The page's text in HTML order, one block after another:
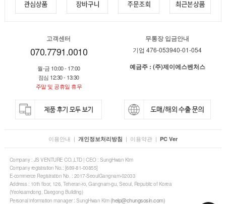
고객센터
070.7791.0010
월-금 10:00 - 17:00
점심 12:30 - 13:30
주말 및 공휴일 휴무
무통장 입금안내
기업 476-053940-01-054
예금주 : (주)제이에스벤처스
이용안내 | 개인정보처리방침 | 이용약관 | PC Ver
Company : JS VENTURE CO.,LTD | CEO : SungHwan Kim
Company registration No.: [689-81-00855]
E-commerce Registration No. : 2017-SeoulGangnam-02033
Address : 10th floor, 126, Teheran-ro, Gangnam-gu, Seoul, Republic of Korea
(Yeoksamdong, Daegong Building)
Personal information manager : SungHwan Kim (help@chungsosin.com)